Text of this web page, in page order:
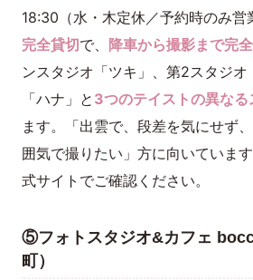
18:30（水・木定休／予約時のみ営
完全貸切で、 降車から撮影まで完
ンスタジオ「ツキ」、第2スタジ
「ハナ」と 3つのテイストの異なる
ます。「出雲で、段差を気にせず
囲気で撮りたい」方に向いていま
式サイトでご確認ください。
⑤フォトスタジオ&カフェ
町）